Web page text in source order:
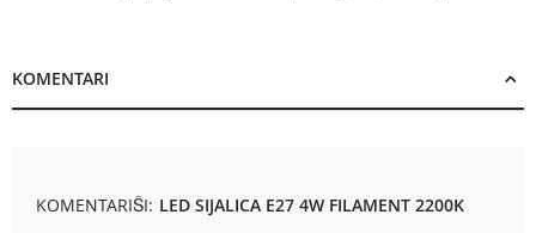
KOMENTARI
KOMENTARIŠI: LED SIJALICA E27 4W FILAMENT 2200K